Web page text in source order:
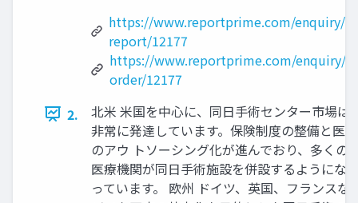
https://www.reportprime.com/enquiry/
report/12177
https://www.reportprime.com/enquiry/
order/12177
2.
北米 米国を中心に、同日手術センター市場は
非常に発達しています。保険制度の整備と医療
のアウ トソーシング化が進んでおり、多くの
医療機関が同日手術施設を併設するようにな
っています。 欧州 ドイツ、英国、フランスな